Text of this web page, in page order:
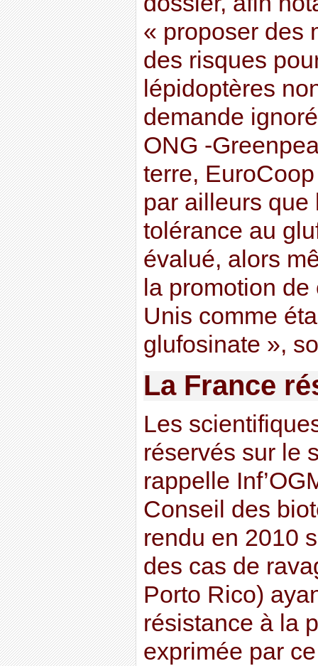
« proposer des
des risques
lépidoptères
demande
ONG -
terre,
par ailleurs que
tolérance au
évalué, alors
la promotion
Unis comme
glufosinate »,
La France
Les
réservés sur le
rappelle
Conseil des
rendu en 2010
des cas de
Porto Rico)
résistance à la
exprimée par